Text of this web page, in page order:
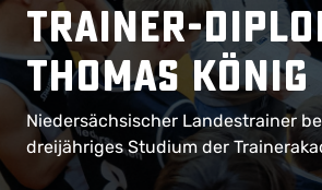
Trainer-
Thomas König
Niedersächsischer Landestrainer
dreijähriges Studium der